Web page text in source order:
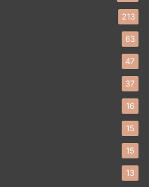
213
63
47
37
16
15
15
13